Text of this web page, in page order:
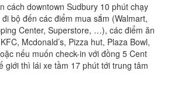
cách downtown Sudbury 10 phút chạy
bộ đến các điểm mua sắm (Walmart,
Center, Superstore, …), các điểm ăn
Mcdonald’s, Pizza hut, Plaza Bowl,
nếu muốn check-in với đồng 5 Cent
giới thì lái xe tầm 17 phút tới trung tâm